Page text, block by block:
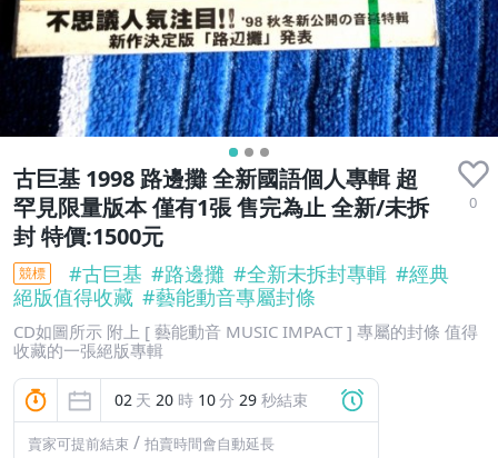
古巨基 1998 路邊攤 全新國語個人專輯 超
罕見限量版本 僅有1張 售完為止 全新/未拆
封 特價:1500元
0
競標 #古巨基 #路邊攤 #全新未拆封專輯 #經典
絕版值得收藏 #藝能動音專屬封條
CD如圖所示 附上 [ 藝能動音 MUSIC IMPACT ] 專屬的封條 值得
收藏的一張絕版專輯
02 天 20 時 10分 28 秒結束
賣家可提前結束 / 拍賣時間會自動延長